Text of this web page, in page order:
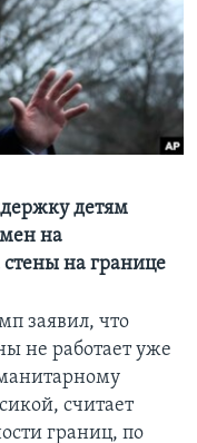
детям
на
стены на границе
заявил, что
не работает уже
считает
границ, по